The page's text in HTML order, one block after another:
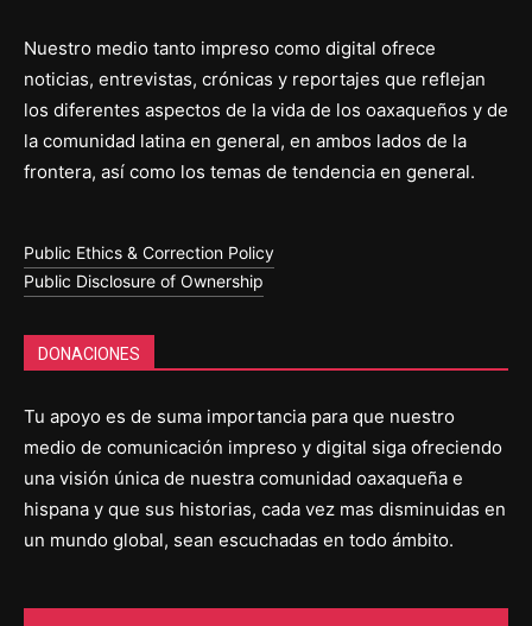
Nuestro medio tanto impreso como digital ofrece
noticias, entrevistas, crónicas y reportajes que reflejan
los diferentes aspectos de la vida de los oaxaqueños y de
la comunidad latina en general, en ambos lados de la
frontera, así como los temas de tendencia en general.
Public Ethics & Correction Policy
Public Disclosure of Ownership
DONACIONES
Tu apoyo es de suma importancia para que nuestro
medio de comunicación impreso y digital siga ofreciendo
una visión única de nuestra comunidad oaxaqueña e
hispana y que sus historias, cada vez mas disminuidas en
un mundo global, sean escuchadas en todo ámbito.